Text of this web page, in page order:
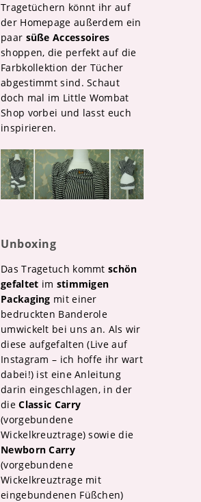
Tragetüchern könnt ihr auf
der Homepage außerdem ein
paar süße Accessoires
shoppen, die perfekt auf die
Farbkollektion der Tücher
abgestimmt sind. Schaut
doch mal im Little Wombat
Shop vorbei und lasst euch
inspirieren.
Unboxing
Das Tragetuch kommt schön
gefaltet im stimmigen
Packaging mit einer
bedruckten Banderole
umwickelt bei uns an. Als wir
diese aufgefalten (Live auf
Instagram – ich hoffe ihr wart
dabei!) ist eine Anleitung
darin eingeschlagen, in der
dieClassic Carry
(vorgebundene
Wickelkreuztrage) sowie die
Newborn Carry
(vorgebundene
Wickelkreuztrage mit
eingebundenen Füßchen)